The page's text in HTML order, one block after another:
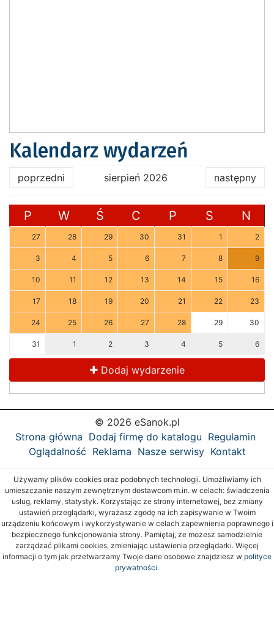
Kalendarz wydarzeń
poprzedni sierpień 2026 następny
P W Ś C P S N
27 28 29 30 31 1 2
3 4 5 6 7 8 9
10 11 12 13 14 15 16
17 18 19 20 21 22 23
24 25 26 27 28 29 30
31 1 2 3 4 5 6
Dodaj wydarzenie
© 2026 eSanok.pl
Strona główna Dodaj firmę do katalogu Regulamin
Oglądalność Reklama Nasze serwisy Kontakt
Używamy plików cookies oraz podobnych technologii. Umożliwiamy ich
umieszczanie naszym zewnętrznym dostawcom m.in. w celach: świadczenia
usług, reklamy, statystyk. Korzystając ze strony internetowej, bez zmiany
ustawień przeglądarki, wyrażasz zgodę na ich zapisywanie w Twoim
urządzeniu końcowym i wykorzystywanie w celach zapewnienia poprawnego i
bezpiecznego funkcjonowania strony. Pamiętaj, że możesz samodzielnie
zarządzać plikami cookies, zmieniając ustawienia przeglądarki. Więcej
informacji o tym jak przetwarzamy Twoje dane osobowe znajdziesz w polityce
prywatności.